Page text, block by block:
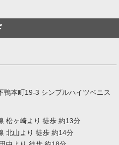
鴨本町19-3 シンプルハイツベニス
松ヶ崎より 徒歩 約13分
北山より 徒歩 約14分